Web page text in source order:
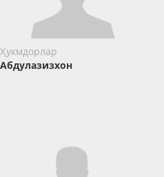
Ҳукмдорлар
Абдулазизхон